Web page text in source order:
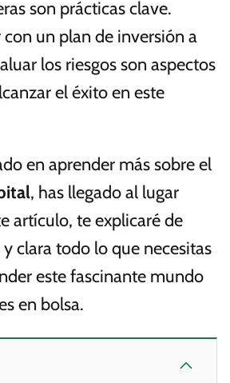
son prácticas clave.
un plan de inversión a
los riesgos son aspectos
el éxito en este
en aprender más sobre el
, has llegado al lugar
artículo, te explicaré de
clara todo lo que necesitas
este fascinante mundo
en bolsa.